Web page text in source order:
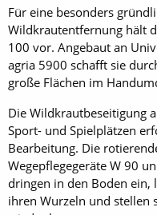
Für eine besonders
Wildkrautentfernung hält
100 vor. Angebaut an
agria 5900 schafft sie
große Flächen im
Die Wildkrautbeseitigung
Sport- und Spielplätzen
Bearbeitung. Die
Wegepflegegeräte W 90
dringen in den Boden
ihren Wurzeln und stellen